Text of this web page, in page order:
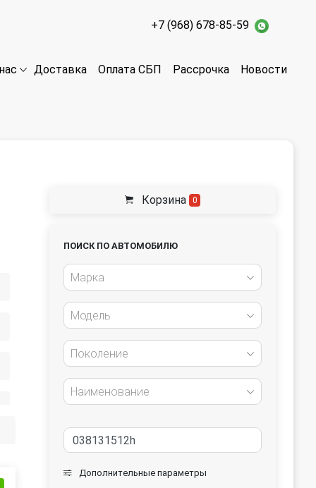
+7 (968) 678-85-59
Доставка Оплата СБП Рассрочка Новости
Корзина 0
ПОИСК ПО АВТОМОБИЛЮ
Марка
Модель
Поколение
Наименование
Дополнительные параметры